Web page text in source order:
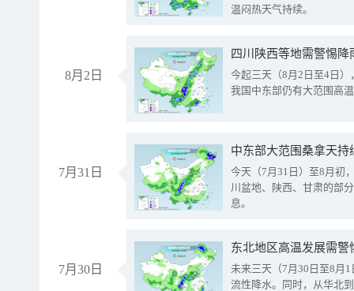
温闷热天气持续。
8月2日
今起三天（8月2日至4日
我国中东部仍有大范围高
7月31日
中东部大范围桑拿天
今天（7月31日）至8月初
川盆地、陕西、甘肃的部
息。
7月30日
东北地区高温发展需
未来三天（7月30日至8月
流性降水。同时，从华北